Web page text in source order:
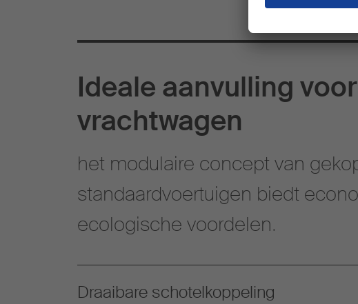
Ideale aanvulling
vrachtwagen
het modulaire concept van
standaardvoertuigen biedt
ecologische voordelen.
Draaibare schotelkoppeling